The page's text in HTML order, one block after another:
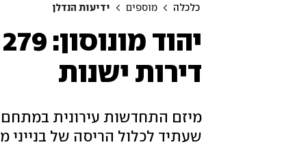
כלכלה מוספים ידיעות הנדלן
דירות ישנות
מיזם התחדשות עירונית במתחם